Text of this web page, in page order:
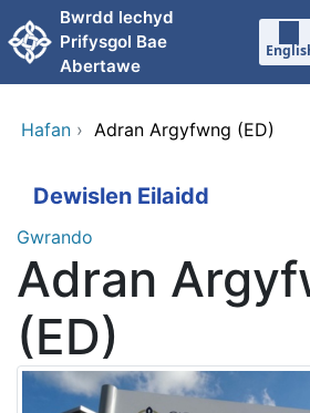
Neidio i'r prif gynnwy
Bwrdd lechyd
Prifysgol Bae
Abertawe
Hafan › Adran Argyfwng (ED)
Dewislen Eilaidd
Gwrando
Adran
(ED)